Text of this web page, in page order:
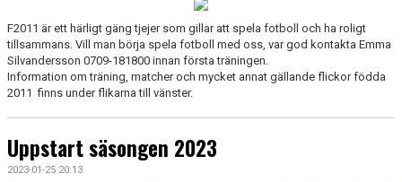
BILDGALLERI
DOKUMENT
F2011 är ett härligt gäng tjejer som gillar att spela fotboll och ha roligt
tillsammans. Vill man börja spela fotboll med oss, var god kontakta Emma
Silvandersson 0709-181800 innan första träningen.
Information om träning, matcher och mycket annat gällande flickor födda
2011 finns under flikarna till vänster.
Uppstart säsongen 2023
2023-01-25 20:13